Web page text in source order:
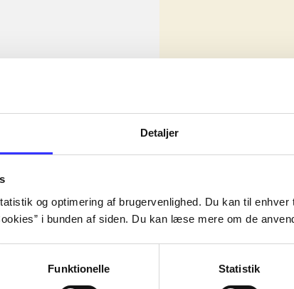
Detaljer
og optimering af brugervenlighed. Du kan til
i bunden af siden. Du kan læse mere om de
Funktionelle Statistik
sit amet ...
sit amet ...
sit amet ...
sit amet ...
sit amet ...